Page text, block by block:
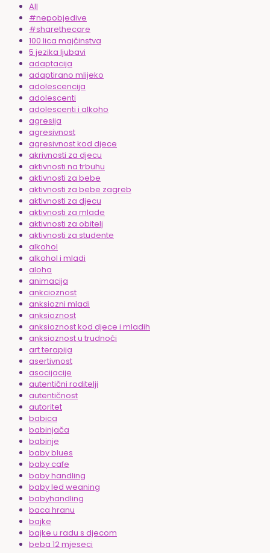
All
#nepobjedive
#sharethecare
100 lica majčinstva
5 jezika ljubavi
adaptacija
adaptirano mlijeko
adolescencija
adolescenti
adolescenti i alkoho
agresija
agresivnost
agresivnost kod djece
akrivnosti za djecu
aktivnosti na trbuhu
aktivnosti za bebe
aktivnosti za bebe zagreb
aktivnosti za djecu
aktivnosti za mlade
aktivnosti za obitelj
aktivnosti za studente
alkohol
alkohol i mladi
aloha
animacija
ankcioznost
anksiozni mladi
anksioznost
anksioznost kod djece i mladih
anksioznost u trudnoći
art terapija
asertivnost
asocijacije
autentični roditelji
autentičnost
autoritet
babica
babinjača
babinje
baby blues
baby cafe
baby handling
baby led weaning
babyhandling
baca hranu
bajke
bajke u radu s djecom
beba 12 mjeseci